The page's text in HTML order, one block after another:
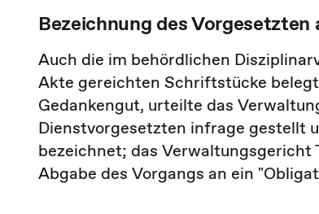
Bezeichnung des
Auch die im behördlichen
Akte gereichten Schriftstücke
Gedankengut, urteilte das
Dienstvorgesetzten infrage gestellt
bezeichnet; das Verwaltungsgericht
Abgabe des Vorgangs an ein